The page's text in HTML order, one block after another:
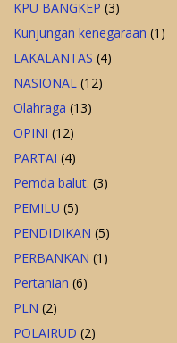
KPU BANGKEP (3)
Kunjungan kenegaraan (1)
LAKALANTAS (4)
NASIONAL (12)
Olahraga (13)
OPINI (12)
PARTAI (4)
Pemda balut. (3)
PEMILU (5)
PENDIDIKAN (5)
PERBANKAN (1)
Pertanian (6)
PLN (2)
POLAIRUD (2)